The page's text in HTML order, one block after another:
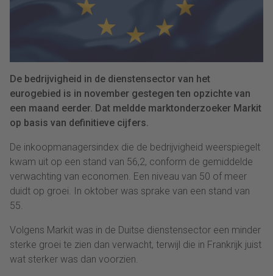
De bedrijvigheid in de dienstensector van het
eurogebied is in november gestegen ten opzichte van
een maand eerder. Dat meldde marktonderzoeker Markit
op basis van definitieve cijfers.
De inkoopmanagersindex die de bedrijvigheid weerspiegelt
kwam uit op een stand van 56,2, conform de gemiddelde
verwachting van economen. Een niveau van 50 of meer
duidt op groei. In oktober was sprake van een stand van
55.
Volgens Markit was in de Duitse dienstensector een minder
sterke groei te zien dan verwacht, terwijl die in Frankrijk juist
wat sterker was dan voorzien.